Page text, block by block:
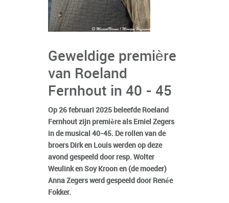
Geweldige première
van Roeland
Fernhout in 40 - 45
Op 26 februari 2025 beleefde Roeland
Fernhout zijn première als Emiel Zegers
in de musical 40-45. De rollen van de
broers Dirk en Louis werden op deze
avond gespeeld door resp. Wolter
Weulink en Soy Kroon en (de moeder)
Anna Zegers werd gespeeld door Renée
Fokker.